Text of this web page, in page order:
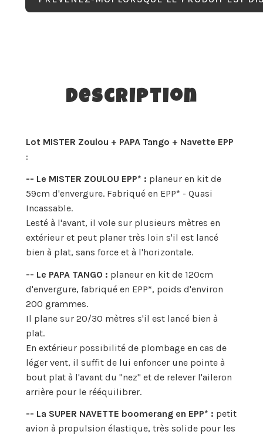
Description
Lot MISTER Zoulou + PAPA Tango + Navette EPP
:
-- Le MISTER ZOULOU EPP* : planeur en kit de
59cm d'envergure. Fabriqué en EPP* - Quasi
Incassable.
Lesté à l'avant, il vole sur plusieurs mètres en
extérieur et peut planer très loin s'il est lancé
bien à plat, sans force et à l'horizontale.
-- Le PAPA TANGO : planeur en kit de 120cm
d'envergure, fabriqué en EPP*, poids d'environ
200 grammes.
Il plane sur 20/30 mètres s'il est lancé bien à
plat.
En extérieur possibilité de plombage en cas de
léger vent, il suffit de lui enfoncer une pointe à
bout plat à l'avant du "nez" et de relever l'aileron
arrière pour le rééquilibrer.
-- La SUPER NAVETTE boomerang en EPP* : petit
avion à propulsion élastique, très solide pour les